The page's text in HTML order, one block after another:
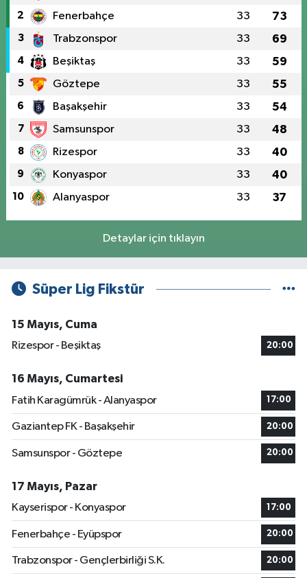
2 Fenerbahçe 33 73
3 Trabzonspor 33 69
4 Beşiktaş 33 59
5 Göztepe 33 55
6 Başakşehir 33 54
7 Samsunspor 33 48
8 Rizespor 33 40
9 Konyaspor 33 40
10 Alanyaspor 33 37
Detaylar için tıklayın
Süper Lig Fikstür
15 Mayıs, Cuma
Rizespor - Beşiktaş
20:00
16 Mayıs, Cumartesi
Fatih Karagümrük - Alanyaspor
17:00
Gaziantep FK - Başakşehir 20:00
Samsunspor - Göztepe 20:00
17 Mayıs, Pazar
Kayserispor - Konyaspor
17:00
Fenerbahçe - Eyüpspor 20:00
Trabzonspor - Gençlerbirliği S.K. 20:00